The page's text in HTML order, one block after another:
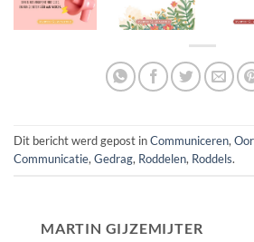
Dit bericht werd gepost inCommuniceren,
Communicatie, Gedrag, Roddelen, Roddels.
MARTIN GIJZEMIJTER